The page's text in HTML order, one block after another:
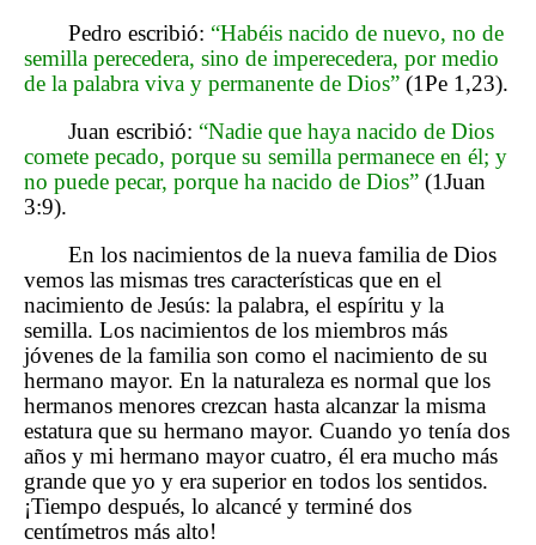
Pedro escribió: “Habéis nacido de nuevo, no de
semilla perecedera, sino de imperecedera, por medio
de la palabra viva y permanente de Dios” (1Pe 1,23).
Juan escribió: “Nadie que haya nacido de Dios
comete pecado, porque su semilla permanece en él; y
no puede pecar, porque ha nacido de Dios” (1Juan
3:9).
En los nacimientos de la nueva familia de Dios
vemos las mismas tres características que en el
nacimiento de Jesús: la palabra, el espíritu y la
semilla. Los nacimientos de los miembros más
jóvenes de la familia son como el nacimiento de su
hermano mayor. En la naturaleza es normal que los
hermanos menores crezcan hasta alcanzar la misma
estatura que su hermano mayor. Cuando yo tenía dos
años y mi hermano mayor cuatro, él era mucho más
grande que yo y era superior en todos los sentidos.
¡Tiempo después, lo alcancé y terminé dos
centímetros más alto!